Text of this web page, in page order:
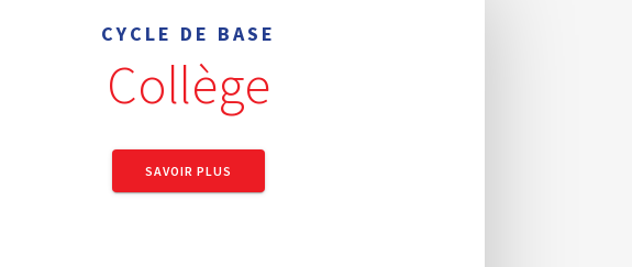
CYCLE DE BASE
Collège
SAVOIR PLUS